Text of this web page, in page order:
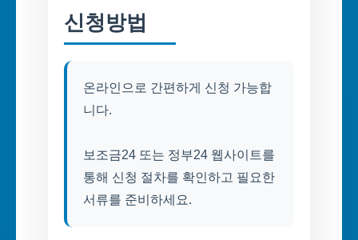
신청방법
온라인으로 간편하게 신청 가능합
니다.
보조금24 또는 정부24 웹사이트를
통해 신청 절차를 확인하고 필요한
서류를 준비하세요.